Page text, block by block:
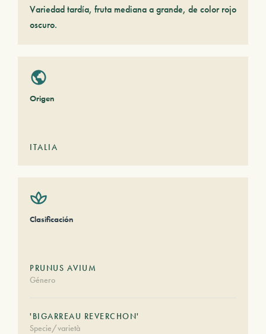
Variedad tardía, fruta mediana a grande, de color rojo
oscuro.
Origen
ITALIA
Clasificación
PRUNUS AVIUM
Género
'BIGARREAU REVERCHON'
Specie/varietà